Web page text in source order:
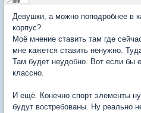
Девушки, а можно поподробнее в
корпус?
Моё мнение ставить там где
мне кажется ставить ненужно.
Там будет неудобно. Вот если бы
классно.
И ещё. Конечно спорт элементы
будут востребованы. Ну реально